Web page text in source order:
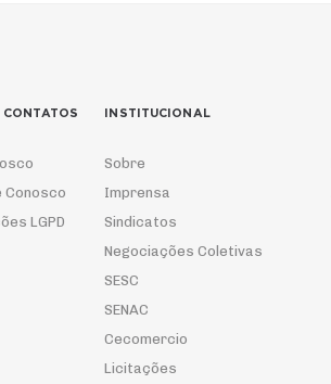
CONTATOS
Conosco
LGPD
INSTITUCIONAL
Sobre
Imprensa
Sindicatos
Negociações Coletivas
SESC
SENAC
Cecomercio
Licitações